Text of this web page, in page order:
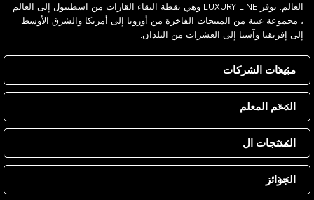
العالم. توفر LUXURY LINE وهي نقطة التقاء القارات من اسطنبول إلى العالم
، مجموعة غنية من المنتجات الفاخرة من أوروبا إلى أمريكا والشرق الأوسط
إلى إفريقيا وآسيا إلى العشرات من البلدان.
مبيعات الشركات
الدعم المعلم
المنتجات ال
الجوائز